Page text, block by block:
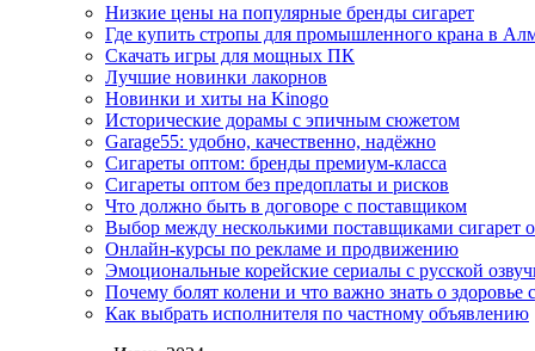
Низкие цены на популярные бренды сигарет
Где купить стропы для промышленного крана в
Скачать игры для мощных ПК
Лучшие новинки лакорнов
Новинки и хиты на Kinogo
Исторические дорамы с эпичным сюжетом
Garage55: удобно, качественно, надёжно
Сигареты оптом: бренды премиум-класса
Сигареты оптом без предоплаты и рисков
Что должно быть в договоре с поставщиком
Выбор между несколькими поставщиками сигарет
Онлайн-курсы по рекламе и продвижению
Эмоциональные корейские сериалы с русской
Почему болят колени и что важно знать о здоровье
Как выбрать исполнителя по частному объявлению